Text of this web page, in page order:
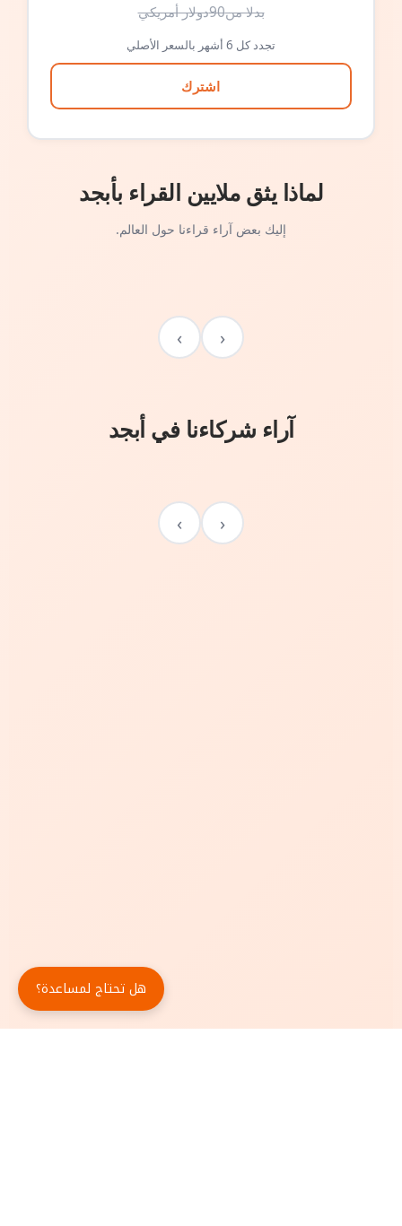
بدلا من90دولار أمريكي
تجدد كل 6 أشهر بالسعر الأصلي
اشترك
لماذا يثق ملايين القراء بأبجد
إليك بعض آراء قراءنا حول العالم.
‹
›
آراء شركاءنا في أبجد
‹
›
هل تحتاج لمساعدة؟